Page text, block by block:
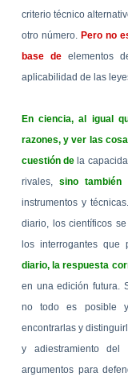
criterio técnico
otro número. Pero no
base deelementos
aplicabilidad de las
En ciencia, al igual
razones, y ver las
cuestión de la
rivales,sino también
instrumentos y
diario, los científicos
los interrogantes que
diario, la respuesta
en una edición futura.
no todo es posible
encontrarlas y
y adiestramiento
argumentos para